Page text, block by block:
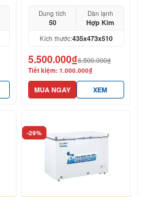
Dung tích
50
Dàn lạnh
Hợp Kim
Kích thước:435x473x510
5.500.000₫6.500.000₫
Tiết kiệm: 1.000.000₫
MUA NGAY XEM
-29%